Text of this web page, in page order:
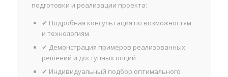
подготовки и реализации проекта:
✔ Подробная консультация по возможностям
и технологиям
✔ Демонстрация примеров реализованных
решений и доступных опций
✔ Индивидуальный подбор оптимального